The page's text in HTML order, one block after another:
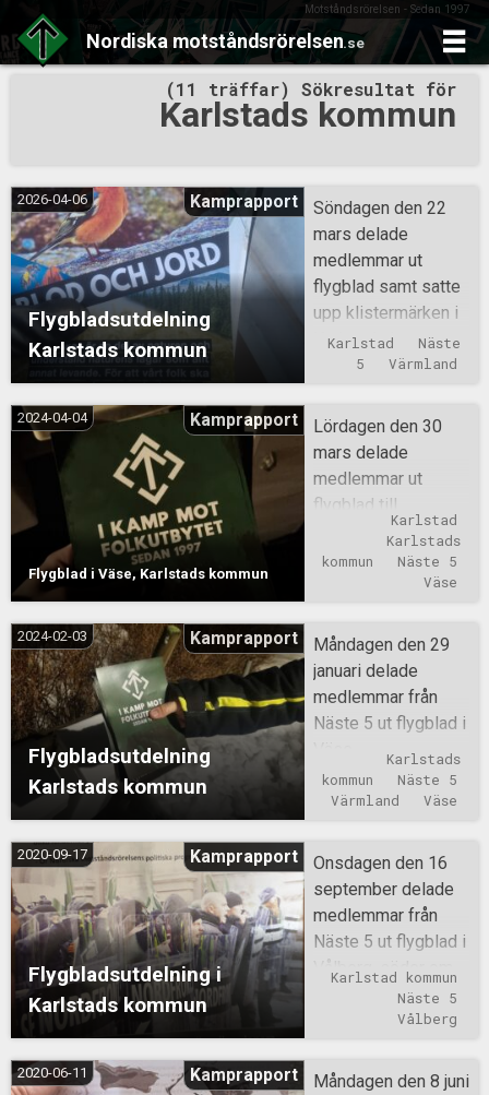
Motståndsrörelsen - Sedan 1997
Nordiska motståndsrörelsen.se
to
content
(11 träffar) Sökresultat för
Karlstads kommun
Flygbladsutdelning
Karlstads kommun
2026-04-06 Kamprapport
Söndagen den 22
mars delade
medlemmar ut
flygblad samt satte
upp klistermärken i
Karlstads kommun.
Karlstad
Näste
5
Värmland
Flygblad i Väse, Karlstads kommun
2024-04-04 Kamprapport
Lördagen den 30
mars delade
medlemmar ut
flygblad till
Väseborna i
Karlstads kommun.
Karlstad
Karlstads
kommun
Näste 5
Väse
Flygbladsutdelning
Karlstads kommun
2024-02-03 Kamprapport
Måndagen den 29
januari delade
medlemmar från
Näste 5 ut flygblad i
Karlstads
kommun
Näste 5
Värmland
Väse
Flygbladsutdelning i
Karlstads kommun
2020-09-17 Kamprapport
Onsdagen den 16
september delade
medlemmar från
Näste 5 ut flygblad i
Vålberg, söder om
Karlstad kommun
Näste 5
Vålberg
2020-06-11 Kamprapport
Måndagen den 8 juni